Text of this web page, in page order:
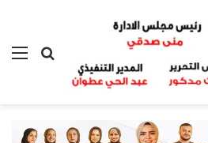
بحث عن